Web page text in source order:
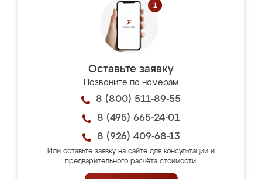
Оставьте заявку
Позвоните по номерам
8 (800) 511-89-55
8 (495) 665-24-01
8 (926) 409-68-13
Или оставьте заявку на сайте для консультации и
предварительного расчёта стоимости.